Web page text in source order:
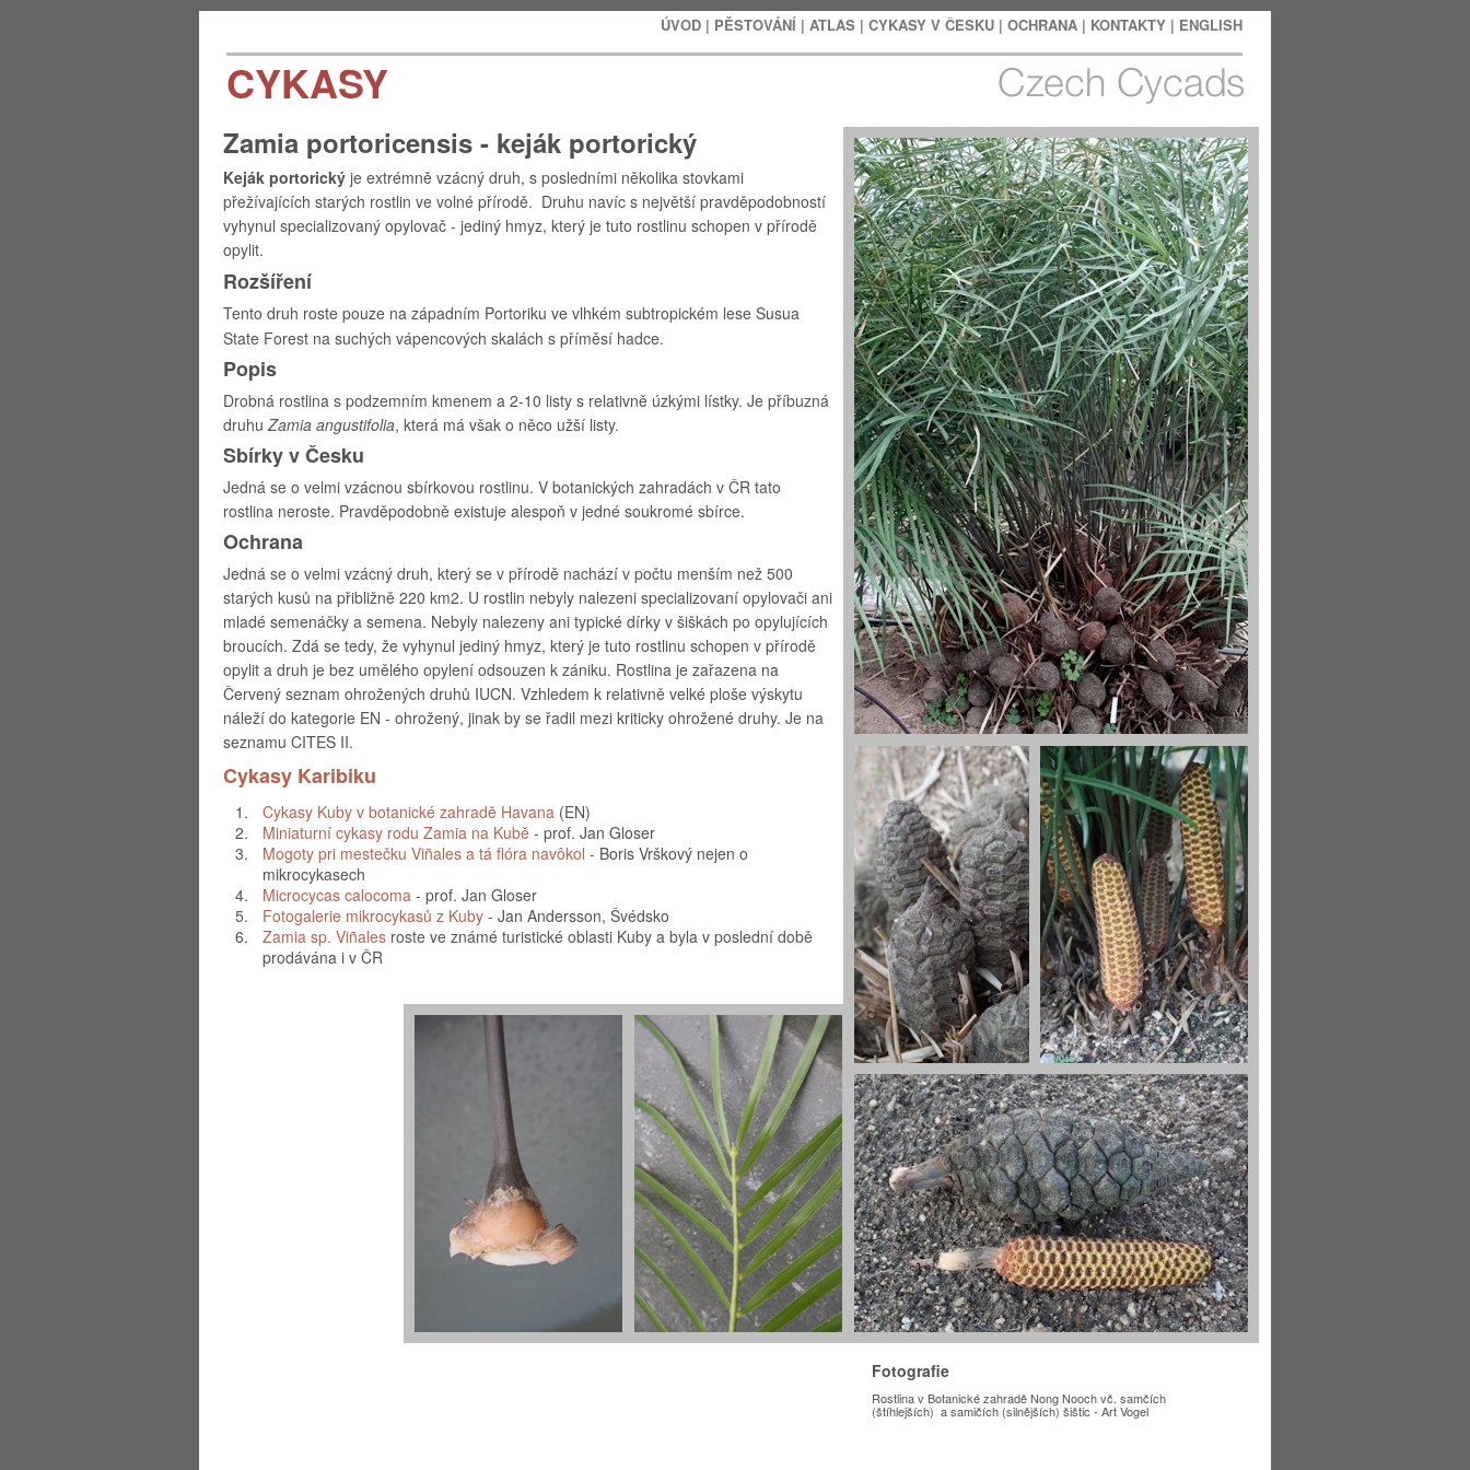
ÚVOD | PĚSTOVÁNÍ | ATLAS | CYKASY V ČESKU | OCHRANA | KONTAKTY | ENGLISH
CYKASY
Zamia portoricensis - keják portorický
Keják portorický je extrémně vzácný druh, s posledními několika stovkami
přežívajících starých rostlin ve volné přírodě. Druhu navíc s největší pravděpodobností
vyhynul specializovaný opylovač - jediný hmyz, který je tuto rostlinu schopen v přírodě
opylit.
Rozšíření
Tento druh roste pouze na západním Portoriku ve vlhkém subtropickém lese Susua
State Forest na suchých vápencových skalách s příměsí hadce.
Popis
Drobná rostlina s podzemním kmenem a 2-10 listy s relativně úzkými lístky. Je příbuzná
druhuZamia angustifolia, která má však o něco užší listy.
Sbírky v Česku
Jedná se o velmi vzácnou sbírkovou rostlinu. V botanických zahradách v ČR tato
rostlina neroste. Pravděpodobně existuje alespoň v jedné soukromé sbírce.
Ochrana
Jedná se o velmi vzácný druh, který se v přírodě nachází v počtu menším než 500
starých kusů na přibližně 220 km2. U rostlin nebyly nalezeni specializovaní opylovači ani
mladé semenáčky a semena. Nebyly nalezeny ani typické dírky v šiškách po opylujících
broucích. Zdá se tedy, že vyhynul jediný hmyz, který je tuto rostlinu schopen v přírodě
opylit a druh je bez umělého opylení odsouzen k zániku. Rostlina je zařazena na
Červený seznam ohrožených druhů IUCN. Vzhledem k relativně velké ploše výskytu
náleží do kategorie EN - ohrožený, jinak by se řadil mezi kriticky ohrožené druhy. Je na
seznamu CITES II.
Cykasy Karibiku
1. Cykasy Kuby v botanické zahradě Havana (EN)
2.
Miniaturní cykasy rodu Zamia na Kubě - prof. Jan Gloser
3.
Mogoty pri mestečku Viñales a tá flóra navôkol - Boris Vrškový nejen o
mikrocykasech
4.
Microcycas calocoma - prof. Jan Gloser
5.
Fotogalerie mikrocykasů z Kuby - Jan Andersson, Švédsko
6.
Zamia sp. Viñales roste ve známé turistické oblasti Kuby a byla v poslední době
prodávána i v ČR
Fotografie
Rostlina v Botanické zahradě Nong Nooch vč. samčích
(štíhlejších) a samičích (silnějších) šištic - Art Vogel